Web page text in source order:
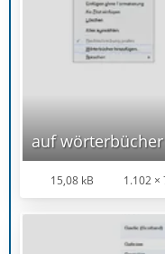
auf
15,08 kB 1.102 ×